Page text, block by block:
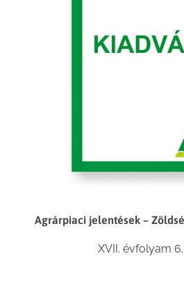
Agrárpiaci jelentések –
XVII. évfolyam